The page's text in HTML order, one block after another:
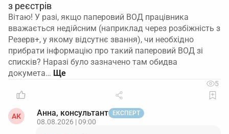
з реєстрів
Вітаю! У разі, якщо паперовий ВОД працівника
вважається недійсним (наприклад через розбіжність з
Резерв+, у якому відсутнє звання), чи необхідно
прибрати інформацію про такий паперовий ВОД зі
списків? Наразі було зазначено там обидва
докумета…
5
АК Анна, консультант ЕКСПЕРТ
08.08.2026 | 09:00